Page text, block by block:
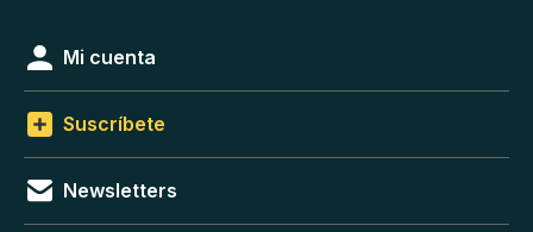
Mi cuenta
Suscríbete
Newsletters